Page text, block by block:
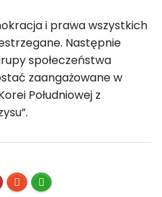
i prawa wszystkich
Następnie
społeczeństwa
zaangażowane w
Południowej z